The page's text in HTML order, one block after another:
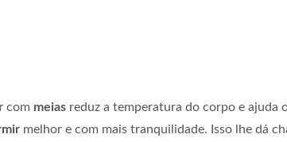
com meias reduz a temperatura do corpo e ajuda
melhor e com mais tranquilidade. Isso lhe dá